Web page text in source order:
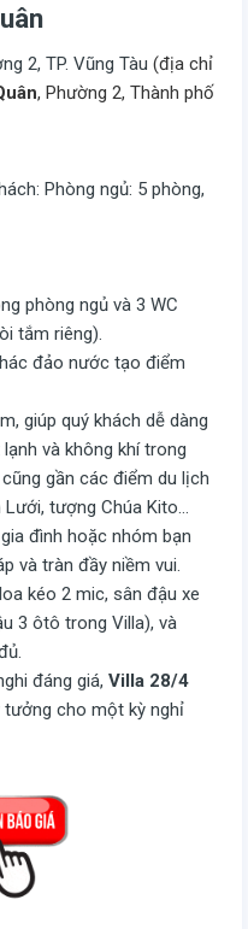
2, TP. Vũng Tàu (địa chỉ
, Phường 2, Thành phố
Phòng ngủ: 5 phòng,
phòng ngủ và 3 WC
tắm riêng).
đảo nước tạo điểm
giúp quý khách dễ dàng
và không khí trong
gần các điểm du lịch
tượng Chúa Kito…
đình hoặc nhóm bạn
và tràn đầy niềm vui.
kéo 2 mic, sân đậu xe
3 ôtô trong Villa), và
đáng giá, Villa 28/4
tưởng cho một kỳ nghỉ